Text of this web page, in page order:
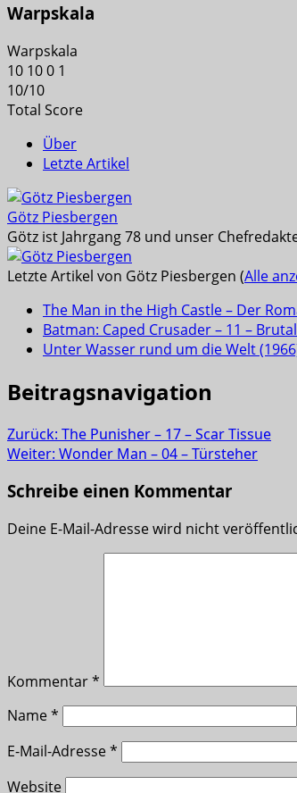
Warpskala
Warpskala
10 100 1
10/10
Total Score
Über
Letzte Artikel
Götz Piesbergen
Götz ist Jahrgang 78 und unser
Letzte Artikel von Götz Piesbergen (Alle
The Man in the High Castle – Der
Batman: Caped Crusader – 11 –
Unter Wasser rund um die Welt
Beitragsnavigation
Zurück: The Punisher – 17 – Scar Tissue
Weiter: Wonder Man – 04 – Türsteher
Schreibe einen Kommentar
Deine E-Mail-Adresse wird nicht
Kommentar*
Name*
E-Mail-Adresse*
Website